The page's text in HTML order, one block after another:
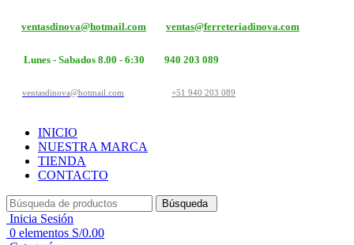
ventasdinova@hotmail.com ventas@ferreteriadinova.com
Lunes - Sabados 8.00 - 6:30 940 203 089
ventasdinova@hotmail.com +51 940 203 089
INICIO
NUESTRA MARCA
TIENDA
CONTACTO
Búsqueda
Inicia Sesión
0 elementos S/0.00